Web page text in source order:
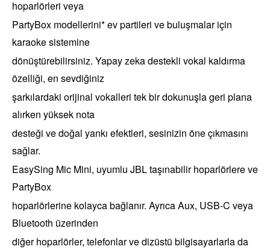
hoparlörleri veya
PartyBox modellerini* ev partileri ve buluşmalar için
karaoke sistemine
dönüştürebilirsiniz. Yapay zeka destekli vokal kaldırma
özelliği, en sevdiğiniz
şarkılardaki orijinal vokalleri tek bir dokunuşla geri plana
alırken yüksek nota
desteği ve doğal yankı efektleri, sesinizin öne çıkmasını
sağlar.
EasySing Mic Mini, uyumlu JBL taşınabilir hoparlörlere ve
PartyBox
hoparlörlerine kolayca bağlanır. Ayrıca Aux, USB-C veya
Bluetooth üzerinden
diğer hoparlörler, telefonlar ve dizüstü bilgisayarlarla da